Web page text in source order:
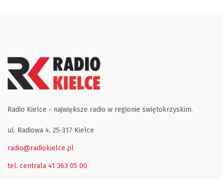
Radio Kielce - największe radio w regionie świętokrzyskim.
ul. Radiowa 4, 25-317 Kielce
radio@radiokielce.pl
tel. centrala 41 363 05 00